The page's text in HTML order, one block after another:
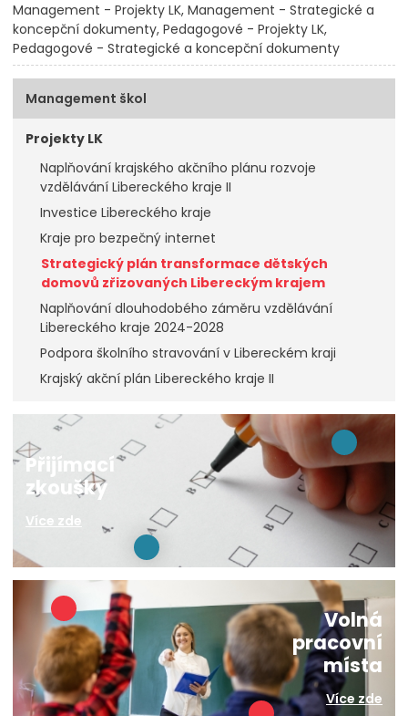
Management - Projekty LK Management - Strategické a
koncepční dokumenty Pedagogové - Projekty LK
Pedagogové - Strategické a koncepční dokumenty
Management škol
Projekty LK
Naplňování krajského akčního plánu rozvoje
vzdělávání Libereckého kraje II
Investice Libereckého kraje
Kraje pro bezpečný internet
Strategický plán transformace dětských
domovů zřizovaných Libereckým krajem
Naplňování dlouhodobého záměru vzdělávání
Libereckého kraje 2024-2028
Podpora školního stravování v Libereckém kraji
Krajský akční plán Libereckého kraje II
Přijímací
zkoušky
Více zde
Volná
pracovní
místa
Více zde